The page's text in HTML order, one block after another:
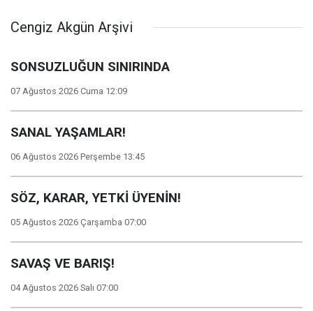
Cengiz Akgün Arşivi
SONSUZLUĞUN SINIRINDA
07 Ağustos 2026 Cuma 12:09
SANAL YAŞAMLAR!
06 Ağustos 2026 Perşembe 13:45
SÖZ, KARAR, YETKİ ÜYENİN!
05 Ağustos 2026 Çarşamba 07:00
SAVAŞ VE BARIŞ!
04 Ağustos 2026 Salı 07:00